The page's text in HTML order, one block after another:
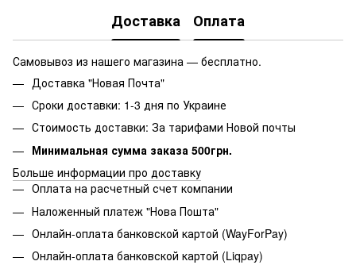
Доставка Оплата
Самовывоз из нашего магазина — бесплатно.
Доставка "Новая Почта"
Сроки доставки: 1-3 дня по Украине
Стоимость доставки: За тарифами Новой почты
Минимальная сумма заказа 500грн.
Больше информации про доставку
Оплата на расчетный счет компании
Наложенный платеж "Нова Пошта"
Онлайн-оплата банковской картой (WayForPay)
Онлайн-оплата банковской картой (Liqpay)